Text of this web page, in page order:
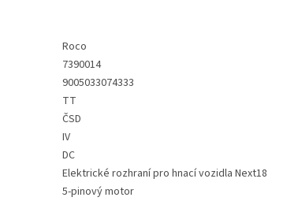
Roco
7390014
9005033074333
TT
ČSD
IV
DC
Elektrické rozhraní pro hnací vozidla Next18
5-pinový motor